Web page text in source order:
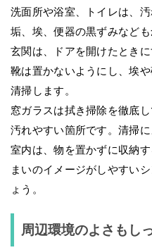
洗面所や浴室、トイレは、
垢、埃、便器の黒ずみなども
玄関は、ドアを開けたとき
靴は置かないようにし、埃
清掃します。
窓ガラスは拭き掃除を徹底
汚れやすい箇所です。清掃
室内は、物を置かずに収納
まいのイメージがしやすい
ょう。
周辺環境のよさもし